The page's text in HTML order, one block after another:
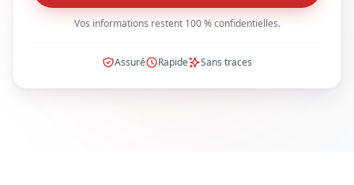
Vos informations restent 100 % confidentielles.
Assuré Rapide Sans traces